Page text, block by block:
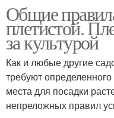
Общие
плетистой.
за культурой
Как и любые другие
требуют
места для посадки
непреложных правил